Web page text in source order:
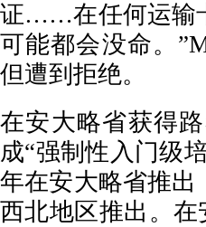
证……在任何运输
可能都会没命。
但遭到拒绝。
在安大略省获得
成“强制性入门级
年在安大略省推出
西北地区推出。在